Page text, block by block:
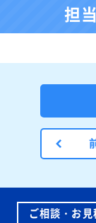
担
ご相談・お